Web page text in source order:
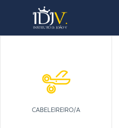
CABELEIREIRO/A